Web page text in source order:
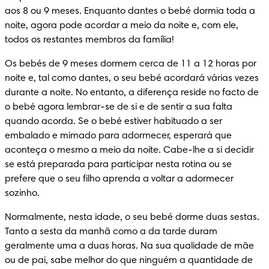
aos 8 ou 9 meses. Enquanto dantes o bebé dormia toda a
noite, agora pode acordar a meio da noite e, com ele,
todos os restantes membros da família!
Os bebés de 9 meses dormem cerca de 11 a 12 horas por
noite e, tal como dantes, o seu bebé acordará várias vezes
durante a noite. No entanto, a diferença reside no facto de
o bebé agora lembrar-se de si e de sentir a sua falta
quando acorda. Se o bebé estiver habituado a ser
embalado e mimado para adormecer, esperará que
aconteça o mesmo a meio da noite. Cabe-lhe a si decidir
se está preparada para participar nesta rotina ou se
prefere que o seu filho aprenda a voltar a adormecer
sozinho.
Normalmente, nesta idade, o seu bebé dorme duas sestas.
Tanto a sesta da manhã como a da tarde duram
geralmente uma a duas horas. Na sua qualidade de mãe
ou de pai, sabe melhor do que ninguém a quantidade de